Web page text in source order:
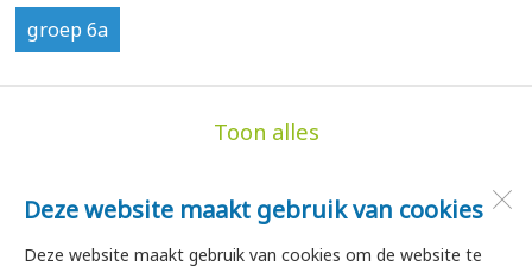
Deze website maakt gebruik van cookies
Deze website maakt gebruik van cookies om de website te
groep 6a
Toon alles
de Hoge Akker